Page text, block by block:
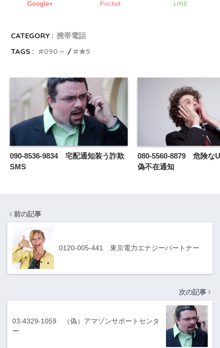
Google+ Pocket LINE
CATEGORY : 携帯電話
TAGS :
090～ ★5
090-8536-9834 宅配通知装う詐欺
SMS
080-5560-8879 危険な
偽不在通知
前の記事
0120-005-441 東京電力エナジーパートナー
次の記事
03-4329-1059 （偽）アマゾンサポートセンタ
ー